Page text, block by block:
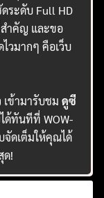
ระดับ Full HD
ำคัญ และขอ
วมากๆ คือเว็บ
ข้ามารับชมดูซี
ด้ทันทีที่ WOW-
จัดเต็มให้คุณได้
ด!